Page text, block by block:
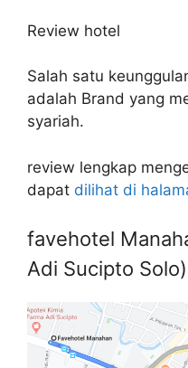
Review hotel
Salah satu
adalah Brand yang
syariah.
review lengkap
dapat dilihat di
favehotel
Adi Sucipto Solo)